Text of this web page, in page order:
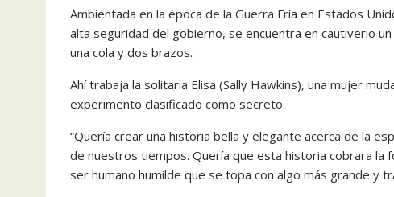
Ambientada en la época de la Guerra Fría en Estados
alta seguridad del gobierno, se encuentra en cautiverio
una cola y dos brazos.
Ahí trabaja la solitaria Elisa (Sally Hawkins), una mujer
experimento clasificado como secreto.
“Quería crear una historia bella y elegante acerca de la
de nuestros tiempos. Quería que esta historia cobrara la
ser humano humilde que se topa con algo más grande y